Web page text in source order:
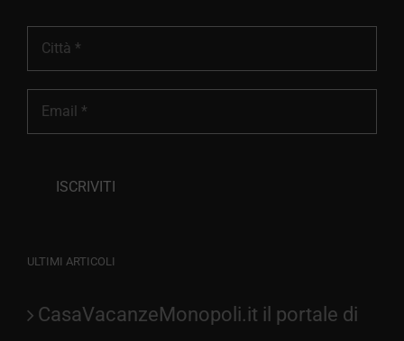
ULTIMI ARTICOLI
CasaVacanzeMonopoli.it il portale di